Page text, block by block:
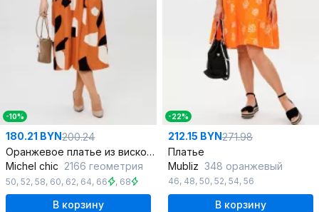
-10%
180.21 BYN200.24
Оранжевое платье из вискозы с раскладными лацканами и карманами
Michel chic 2166 геометрия
50, 52, 58, 60, 62, 64, 66 , 68
В корзину
-22%
212.15 BYN271.98
Платье
Mubliz 348 оранжевый
46, 48, 50, 52, 54, 56
В корзину